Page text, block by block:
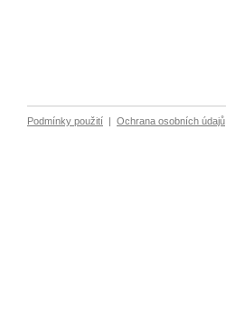
Podmínky použití Ochrana osobních údajů